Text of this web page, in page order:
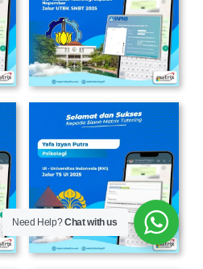
Need Help?Chat with us